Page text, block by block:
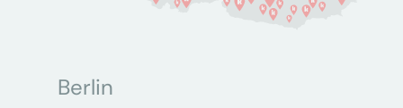
Berlin